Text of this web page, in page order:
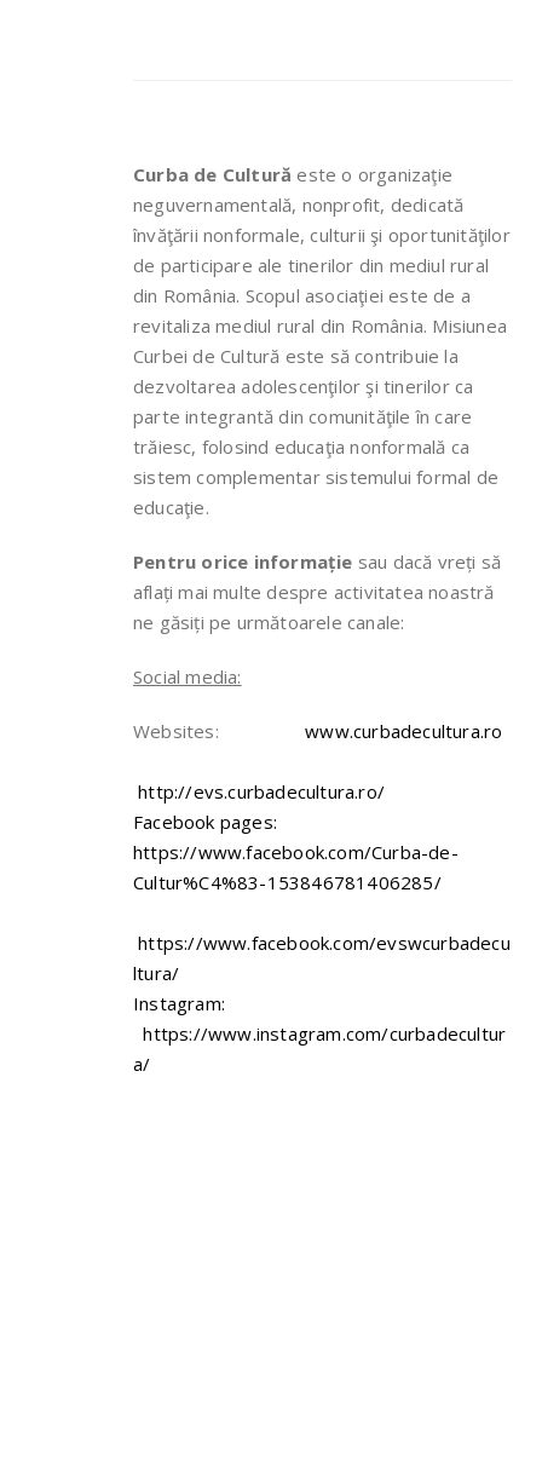
Curba de Cultură este o organizaţie
neguvernamentală, nonprofit, dedicată
învăţării nonformale, culturii şi oportunităţilor
de participare ale tinerilor din mediul rural
din România. Scopul asociaţiei este de a
revitaliza mediul rural din România. Misiunea
Curbei de Cultură este să contribuie la
dezvoltarea adolescenţilor şi tinerilor ca
parte integrantă din comunităţile în care
trăiesc, folosind educaţia nonformală ca
sistem complementar sistemului formal de
educaţie.
Pentru orice informație sau dacă vreți să
aflați mai multe despre activitatea noastră
ne găsiți pe următoarele canale:
Social media:
Websites: www.curbadecultura.ro
http://evs.curbadecultura.ro/
Facebook pages:
https://www.facebook.com/Curba-de-
Cultur%C4%83-153846781406285/
https://www.facebook.com/evswcurbadecu
ltura/
Instagram:
https://www.instagram.com/curbadecultur
a/